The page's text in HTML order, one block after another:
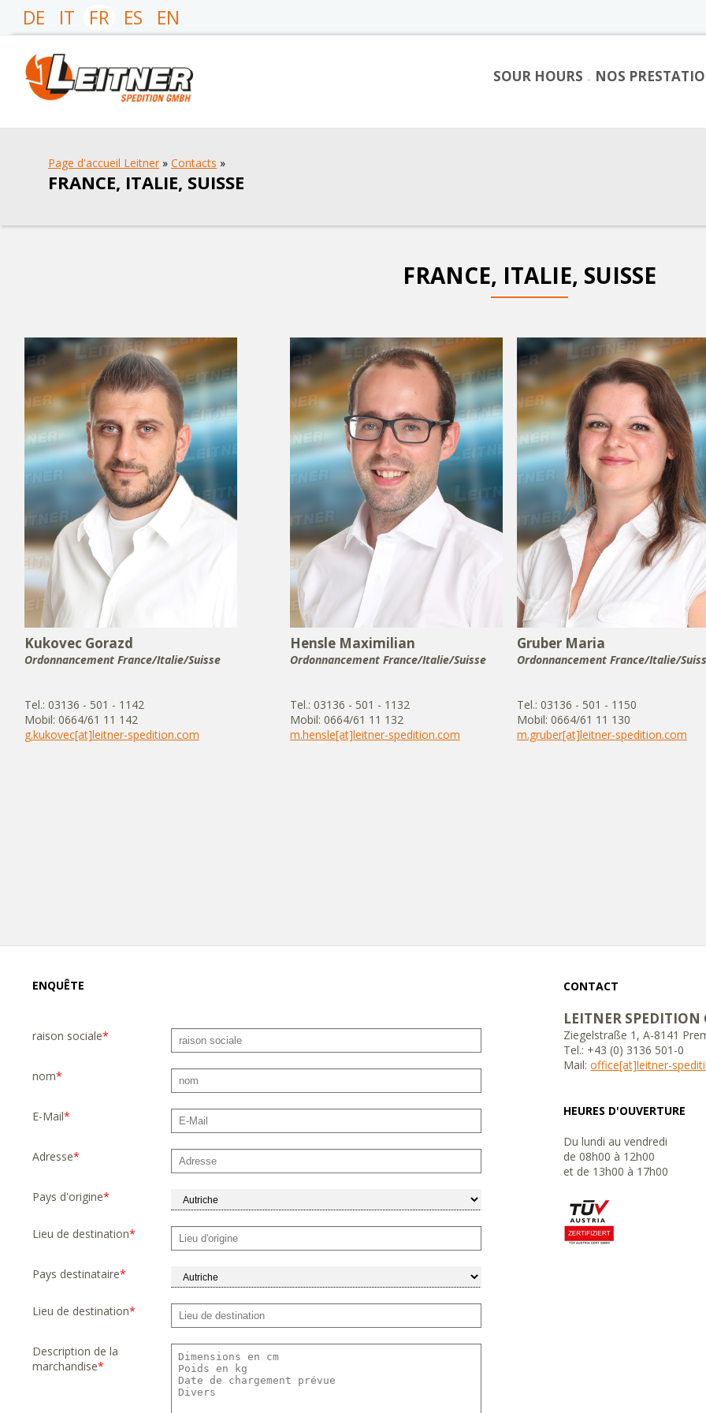
DE IT FR ES EN
SOUR HOURS NOS
Page d'accueil Leitner » Contacts »
FRANCE, ITALIE, SUISSE
FRANCE, ITALIE, SUISSE
Kukovec Gorazd
Ordonnancement France/Italie/Suisse
Tel.: 03136 - 501 - 1142
Mobil: 0664/61 11 142
g.kukovec[at]leitner-spedition.com
Hensle Maximilian
Ordonnancement France/Italie/Suisse
Tel.: 03136 - 501 - 1132
Mobil: 0664/61 11 132
m.hensle[at]leitner-spedition.com
Gruber Maria
Ordonnancement France/Italie/
Tel.: 03136 - 501 - 1150
Mobil: 0664/61 11 130
m.gruber[at]leitner-spedition.com
ENQUÊTE
raison sociale*
nom*
E-Mail*
Adresse*
Pays d'origine*
Lieu de destination*
Pays destinataire*
Lieu de destination*
Description de la
marchandise*
CONTACT
LEITNER SPEDITION
Ziegelstraße 1, A-8141
Tel.: +43 (0) 3136 501-0
Mail:office[at]leitner-
HEURES D'OUVERTURE
Du lundi au vendredi
de 08h00 à 12h00
et de 13h00 à 17h00